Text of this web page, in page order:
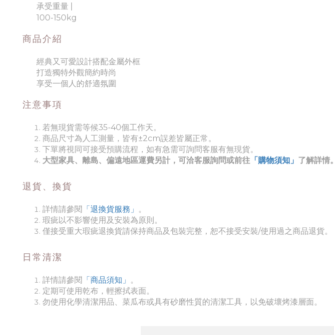
承受重量
100-150kg
商品介紹
經典又可愛設計搭配金屬外框
打造獨特外觀簡約時尚
享受一個人的舒適氛圍
注意事項
若無現貨需等候35-40個工作天。
商品尺寸為人工測量，皆有±2cm誤差皆屬正常。
下單將視同可接受預購流程，如有急需可詢問客服有無現貨。
大型家具、離島、偏遠地區運費另計，可洽客服詢問或前往 「購物須知」 了解詳情。
退貨、換貨
詳情請參閱 「退換貨服務」 。
瑕疵以不影響使用及安裝為原則。
僅接受重大瑕疵退換貨請保持商品及包裝完整，恕不接受安裝/使用過之商品退貨。
日常清潔
詳情請參閱 「商品須知 」 。
定期可使用乾布，輕擦拭表面。
勿使用化學清潔用品、菜瓜布或具有砂磨性質的清潔工具，以免破壞烤漆層面。